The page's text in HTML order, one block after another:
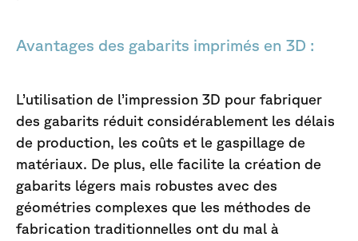
Avantages des gabarits imprimés en 3D :
L’utilisation de l’impression 3D pour fabriquer
des gabarits réduit considérablement les délais
de production, les coûts et le gaspillage de
matériaux. De plus, elle facilite la création de
gabarits légers mais robustes avec des
géométries complexes que les méthodes de
fabrication traditionnelles ont du mal à